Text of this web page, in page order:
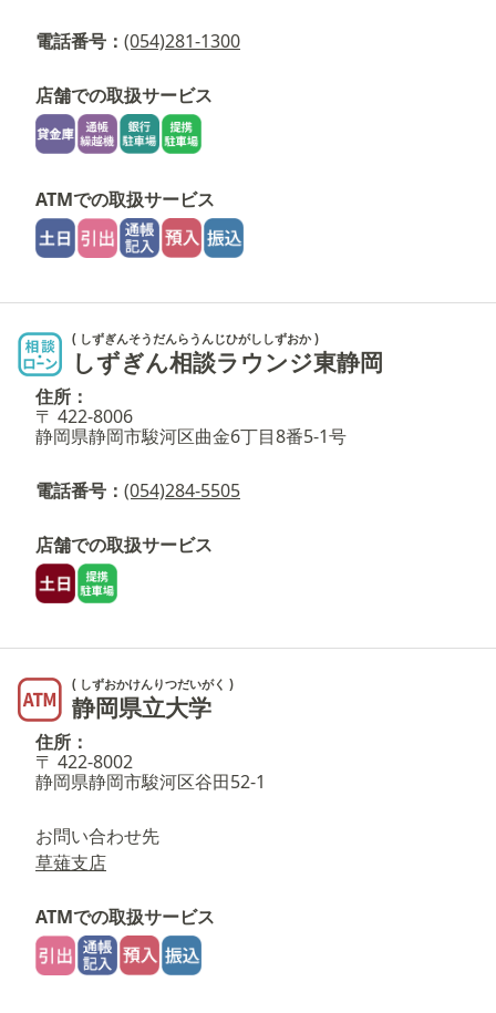
電話番号： (054)281-1300
店舗での取扱サービス
ATMでの取扱サービス
( しずぎんそうだんらうんじひがししずおか )
しずぎん相談ラウンジ東静岡
住所：
〒 422-8006
静岡県静岡市駿河区曲金6丁目8番5-1号
電話番号： (054)284-5505
店舗での取扱サービス
( しずおかけんりつだいがく )
静岡県立大学
住所：
〒 422-8002
静岡県静岡市駿河区谷田52-1
お問い合わせ先
草薙支店
ATMでの取扱サービス